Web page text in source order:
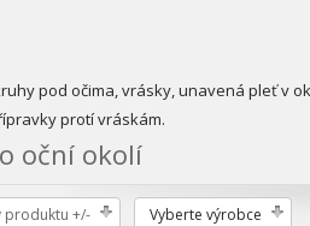
pod očima, vrásky, unavená pleť v
protí vráskám.
oční okolí
produktu +/- Vyberte výrobce